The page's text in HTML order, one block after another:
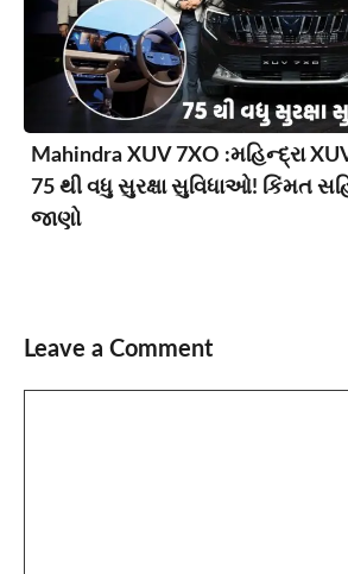
Mahindra XUV 7XO :મહિન્દ્રા
75 થી વધુ સુરક્ષા સુવિધાઓ! કિંમત
જાણો
Leave a Comment